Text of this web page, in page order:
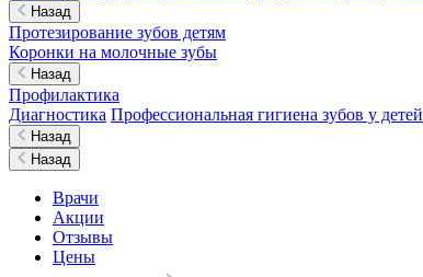
Назад
Протезирование зубов детям
Коронки на молочные зубы
Назад
Профилактика
Диагностика Профессиональная гигиена зубов у детей
Назад
Назад
Врачи
Акции
Отзывы
Цены